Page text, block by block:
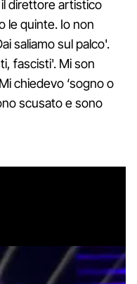
direttore artistico
le quinte. Io non
saliamo sul palco'.
fascisti'. Mi son
chiedevo ‘sogno o
scusato e sono